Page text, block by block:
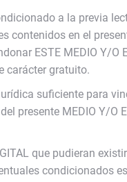
a la previa
contenidos en el
ESTE MEDIO Y/
carácter gratuito.
suficiente para
presente MEDIO Y/O
que pudieran
condicionados